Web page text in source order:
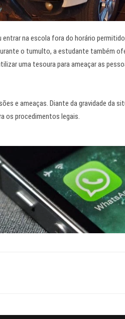
na escola fora do horário
o tumulto, a estudante também
uma tesoura para ameaçar as
e ameaças. Diante da gravidade da
os procedimentos legais.